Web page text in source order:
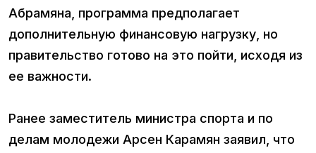
Абрамяна, программа предполагает
дополнительную финансовую нагрузку, но
правительство готово на это пойти, исходя из
ее важности.
Ранее заместитель министра спорта и по
делам молодежи Арсен Карамян заявил, что